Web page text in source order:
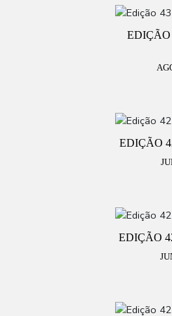
EDIÇÃO
EDIÇÃO
EDIÇÃO